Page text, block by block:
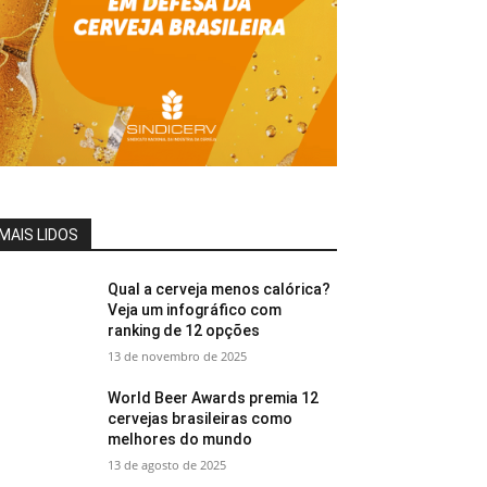
LIDOS
Qual a cerveja menos calórica?
Veja um infográfico com
ranking de 12 opções
13 de novembro de 2025
World Beer Awards premia 12
cervejas brasileiras como
melhores do mundo
13 de agosto de 2025